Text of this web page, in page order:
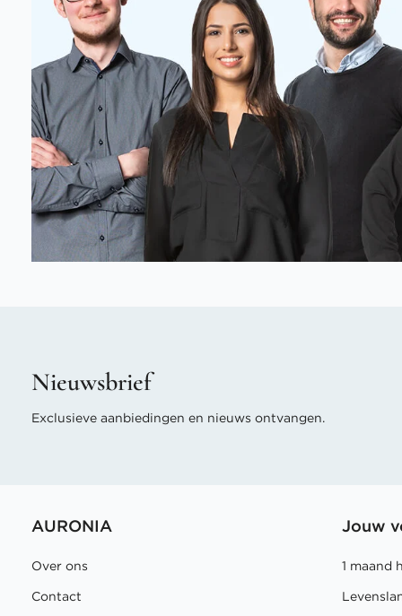
Nieuwsbrief
Exclusieve aanbiedingen en nieuws ontvangen.
AURONIA
Over ons
Contact
Jouw
1 maand